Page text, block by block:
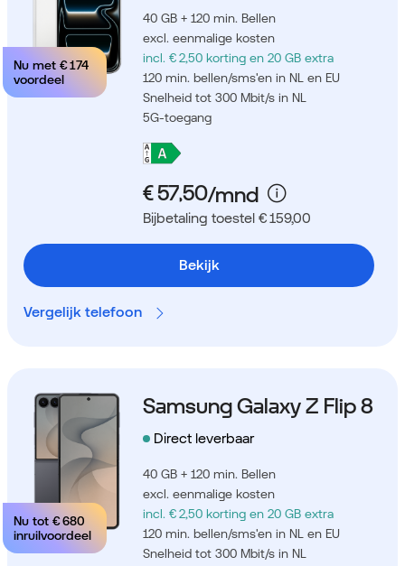
Nu met € 174
voordeel
40 GB + 120 min. Bellen
excl. eenmalige kosten
incl. € 2,50 korting en 20 GB extra
120 min. bellen/sms'en in NL en EU
Snelheid tot 300 Mbit/s in NL
5G-toegang
Bijbetaling toestel € 159,00
Bekijk
Vergelijk telefoon
Nu tot € 680
inruilvoordeel
Samsung Galaxy Z Flip 8
Direct leverbaar
40 GB + 120 min. Bellen
excl. eenmalige kosten
incl. € 2,50 korting en 20 GB extra
120 min. bellen/sms'en in NL en EU
Snelheid tot 300 Mbit/s in NL